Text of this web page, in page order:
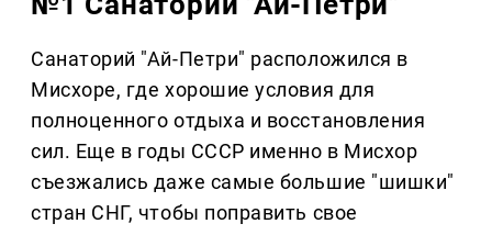
Санаторий "Ай-Петри" расположился в
Мисхоре, где хорошие условия для
полноценного отдыха и восстановления
сил. Еще в годы СССР именно в Мисхор
съезжались даже самые большие "шишки"
стран СНГ, чтобы поправить свое